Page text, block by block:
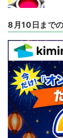
8月10日まで